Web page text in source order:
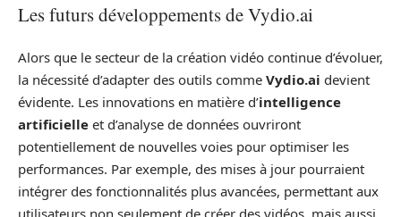
Les futurs développements de Vydio.ai
Alors que le secteur de la création vidéo continue d’évoluer,
la nécessité d’adapter des outils comme Vydio.ai devient
évidente. Les innovations en matière d’intelligence
artificielle et d’analyse de données ouvriront
potentiellement de nouvelles voies pour optimiser les
performances. Par exemple, des mises à jour pourraient
intégrer des fonctionnalités plus avancées, permettant aux
utilisateurs non seulement de créer des vidéos, mais aussi